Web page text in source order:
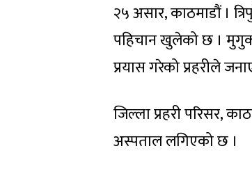
२५ असार, काठमाडौं ।
पहिचान खुलेको छ ।
प्रयास गरेको प्रहरीले
जिल्ला प्रहरी परिसर,
अस्पताल लगिएको छ ।